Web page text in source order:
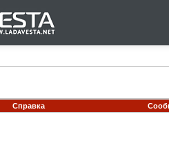
Справка